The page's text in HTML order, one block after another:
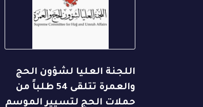
اللجنة العليا لشؤون الحج
والعمرة تتلقى 54 طلباً من
حملات الحج لتسيير الموسم